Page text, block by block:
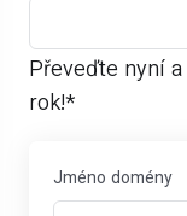
Převeďte nyní
rok!*
Jméno domény